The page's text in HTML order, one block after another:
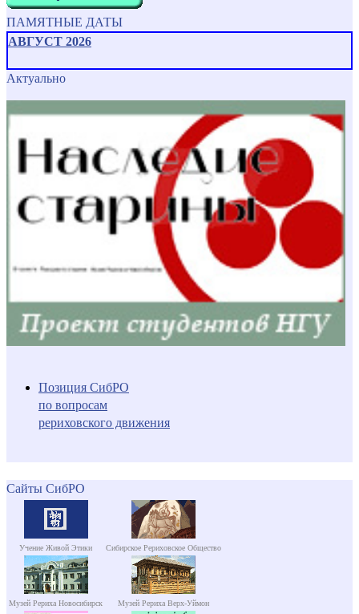
ПАМЯТНЫЕ ДАТЫ
АВГУСТ 2026
Актуально
Позиция СибРО
по вопросам
рериховского движения
Сайты СибРО
Учение Живой Этики Сибирское Рериховское Общество
Музей Рериха Новосибирск Музей Рериха Верх-Уймон